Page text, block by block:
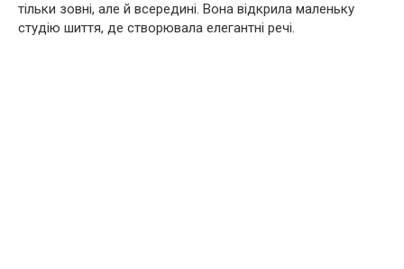
тільки зовні, але й всередині. Вона відкрила маленьку
студію шиття, де створювала елегантні речі.